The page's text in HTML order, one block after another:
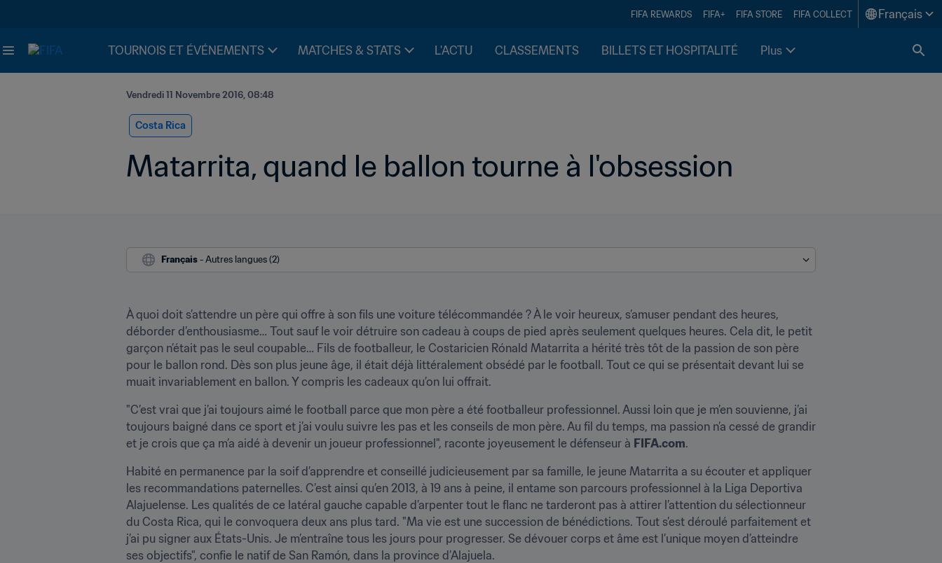
FIFA REWARDS FIFA+ FIFA STORE FIFA COLLECT Français
TOURNOIS ET ÉVÉNEMENTS MATCHES & STATS L'ACTU CLASSEMENTS BILLETS ET HOSPITALITÉ Plus
Vendredi 11 Novembre 2016, 08:48
Costa Rica
Matarrita, quand le ballon tourne à l'obsession
Français - Autres langues (2)
À quoi doit s’attendre un père qui offre à son fils une voiture télécommandée ? À le voir heureux, s’amuser pendant des heures,
déborder d’enthousiasme… Tout sauf le voir détruire son cadeau à coups de pied après seulement quelques heures. Cela dit, le petit
garçon n’était pas le seul coupable… Fils de footballeur, le Costaricien Rónald Matarrita a hérité très tôt de la passion de son père
pour le ballon rond. Dès son plus jeune âge, il était déjà littéralement obsédé par le football. Tout ce qui se présentait devant lui se
muait invariablement en ballon. Y compris les cadeaux qu’on lui offrait.
"C’est vrai que j’ai toujours aimé le football parce que mon père a été footballeur professionnel. Aussi loin que je m’en souvienne, j’ai
toujours baigné dans ce sport et j’ai voulu suivre les pas et les conseils de mon père. Au fil du temps, ma passion n’a cessé de grandir
et je crois que ça m’a aidé à devenir un joueur professionnel", raconte joyeusement le défenseur à FIFA.com.
Habité en permanence par la soif d’apprendre et conseillé judicieusement par sa famille, le jeune Matarrita a su écouter et appliquer
les recommandations paternelles. C’est ainsi qu’en 2013, à 19 ans à peine, il entame son parcours professionnel à la Liga Deportiva
Alajuelense. Les qualités de ce latéral gauche capable d’arpenter tout le flanc ne tarderont pas à attirer l’attention du sélectionneur
du Costa Rica, qui le convoquera deux ans plus tard. "Ma vie est une succession de bénédictions. Tout s’est déroulé parfaitement et
j’ai pu signer aux États-Unis. Je m’entraîne tous les jours pour progresser. Se dévouer corps et âme est l’unique moyen d’atteindre
ses objectifs", confie le natif de San Ramón, dans la province d’Alajuela.